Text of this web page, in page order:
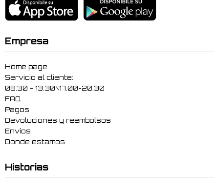
Empresa
Home page
Servicio al cliente:
08:30 - 13:30\17.00-20.30
FAQ
Pagos
Devoluciones y reembolsos
Envíos
Donde estamos
Historias